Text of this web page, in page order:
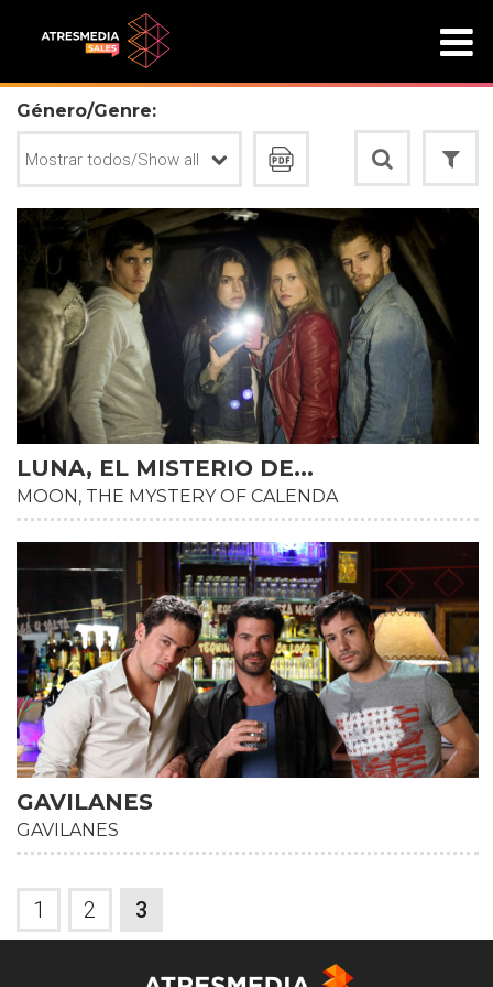
Género/Genre:
LUNA, EL MISTERIO DE...
MOON, THE MYSTERY OF CALENDA
GAVILANES
GAVILANES
1 2 3